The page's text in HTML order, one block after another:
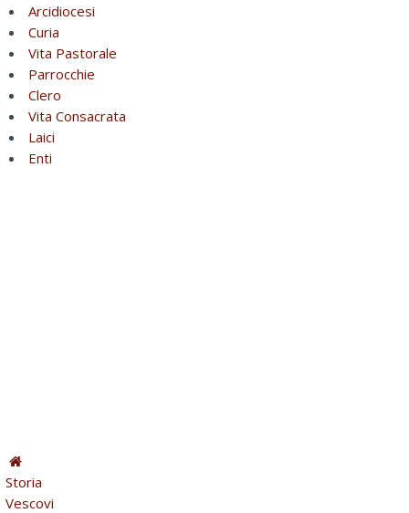
Arcidiocesi
Curia
Vita Pastorale
Parrocchie
Clero
Vita Consacrata
Laici
Enti
Storia
Vescovi